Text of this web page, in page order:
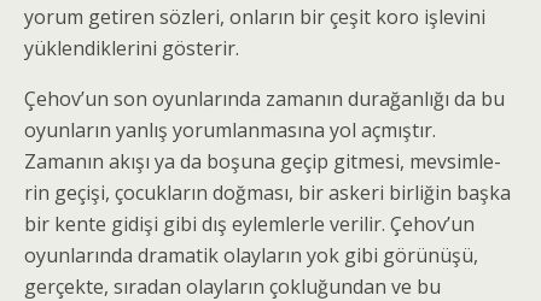
yorum getiren sözleri, onların bir çeşit koro işlevini
yüklendiklerini gösterir.
Çehov’un son oyunlarında zamanın durağanlığı da bu
oyunların yanlış yorumlanmasına yol açmıştır.
Zamanın akışı ya da boşuna geçip gitmesi, mevsimle­
rin geçişi, çocukların doğması, bir askeri birliğin başka
bir kente gidişi gibi dış eylemlerle verilir. Çehov’un
oyunlarında dramatik olayların yok gibi görünüşü,
gerçekte, sıradan olayların çokluğundan ve bu